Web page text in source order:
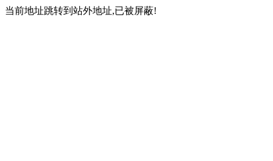
当前地址跳转到站外地址,已被屏蔽!